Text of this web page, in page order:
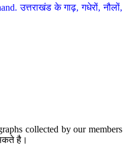
उत्तराखंड के गाढ़, गधेरों, नौलों,
collected by our members
है।